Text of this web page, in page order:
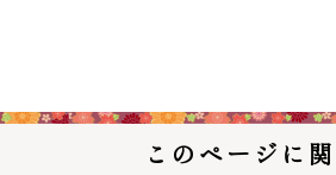
目的 から探
このページに